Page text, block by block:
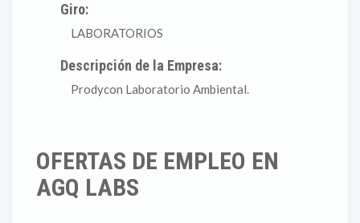
Giro:
LABORATORIOS
Descripción de la Empresa:
Prodycon Laboratorio Ambiental.
OFERTAS DE EMPLEO EN
AGQ LABS